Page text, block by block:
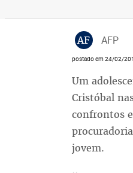
AF AFP
postado em 24/02/
Um
Cristóbal
confrontos
jovem.